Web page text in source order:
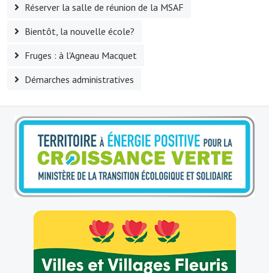
Village d'art
Une église dans l'église
Le sentier de la Planquette
Fressin, lauréat village fleuri
Le sentier de découverte du village
Les foulées Fressinoises
Le parcours cyclo le soleil de satan
Acteurs du tourisme
Les étangs de Fressin
Réserver la salle de réunion de la MSAF
Bientôt, la nouvelle école?
Fruges : à l'Agneau Macquet
Démarches administratives